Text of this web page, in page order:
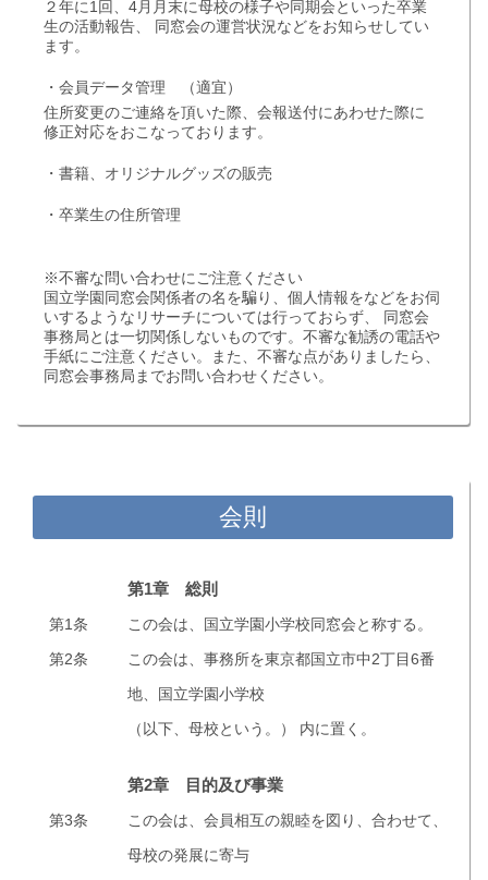
２年に1回、4月月末に母校の様子や同期会といった卒業
生の活動報告、 同窓会の運営状況などをお知らせしてい
ます。
・会員データ管理 （適宜）
住所変更のご連絡を頂いた際、会報送付にあわせた際に
修正対応をおこなっております。
・書籍、オリジナルグッズの販売
・卒業生の住所管理
※不審な問い合わせにご注意ください
国立学園同窓会関係者の名を騙り、個人情報をなどをお伺
いするようなリサーチについては行っておらず、 同窓会
事務局とは一切関係しないものです。不審な勧誘の電話や
手紙にご注意ください。また、不審な点がありましたら、
同窓会事務局までお問い合わせください。
会則
第1章 総則
第1条
この会は、国立学園小学校同窓会と称する。
第2条
この会は、事務所を東京都国立市中2丁目6番
地、国立学園小学校
（以下、母校という。） 内に置く。
第2章 目的及び事業
第3条
この会は、会員相互の親睦を図り、合わせて、
母校の発展に寄与